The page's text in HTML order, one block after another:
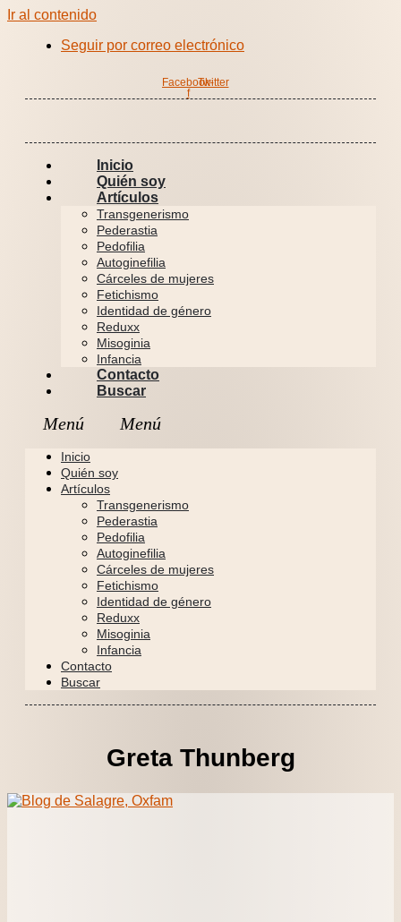
Ir al contenido
Seguir por correo electrónico
Facebook-
f
Twitter
Inicio
Quién soy
Artículos
Transgenerismo
Pederastia
Pedofilia
Autoginefilia
Cárceles de mujeres
Fetichismo
Identidad de género
Reduxx
Misoginia
Infancia
Contacto
Buscar
Inicio
Quién soy
Artículos
Transgenerismo
Pederastia
Pedofilia
Autoginefilia
Cárceles de mujeres
Fetichismo
Identidad de género
Reduxx
Misoginia
Infancia
Contacto
Buscar
Greta Thunberg